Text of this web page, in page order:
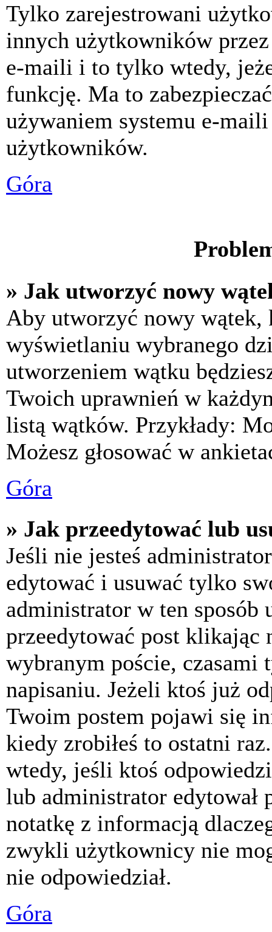
Tylko zarejestrowani
innych użytkowników
e-maili i to tylko wtedy,
funkcję. Ma to
używaniem systemu e-
użytkowników.
Góra
» Jak utworzyć nowy
Aby utworzyć nowy
wyświetlaniu wybranego
utworzeniem wątku
Twoich uprawnień w
listą wątków. Przykłady:
Możesz głosować w
Góra
» Jak przeedytować lub
Jeśli nie jesteś
edytować i usuwać tylko
administrator w ten sposób
przeedytować post klikając
wybranym poście, czasami
napisaniu. Jeżeli ktoś już
Twoim postem pojawi się
kiedy zrobiłeś to ostatni
wtedy, jeśli ktoś
lub administrator edytował
notatkę z informacją
zwykli użytkownicy nie
nie odpowiedział.
Góra